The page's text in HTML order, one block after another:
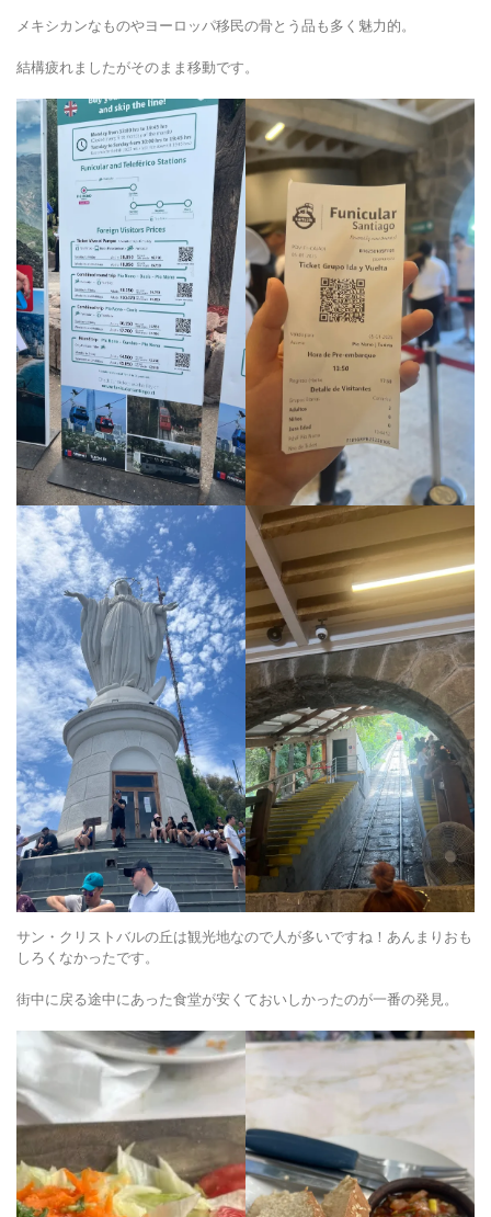
メキシカンなものやヨーロッパ移民の骨とう品も多く魅力的。
結構疲れましたがそのまま移動です。
サン・クリストバルの丘は観光地なので人が多いですね！あんまりおも
しろくなかったです。
街中に戻る途中にあった食堂が安くておいしかったのが一番の発見。